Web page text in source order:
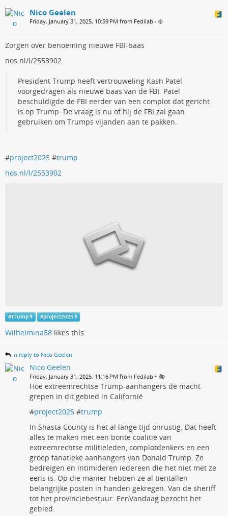
Nico Geelen
Friday, January 31, 2025, 10:59 PM from Fedilab •
Zorgen over benoeming nieuwe FBI-baas
nos.nl/l/2553902
President Trump heeft vertrouweling Kash Patel
voorgedragen als nieuwe baas van de FBI. Patel
beschuldigde de FBI eerder van een complot dat gericht
is op Trump. De vraag is nu of hij de FBI zal gaan
gebruiken om Trumps vijanden aan te pakken.
#project2025 #trump
nos.nl/l/2553902
#Trump #project2025
Wilhelmina58 likes this.
in reply to Nico Geelen
Nico Geelen
Friday, January 31, 2025, 11:16 PM from Fedilab •
Hoe extreemrechtse Trump-aanhangers de macht
grepen in dit gebied in Californië
#project2025 #trump
In Shasta County is het al lange tijd onrustig. Dat heeft
alles te maken met een bonte coalitie van
extreemrechtse militieleden, complotdenkers en een
groep fanatieke aanhangers van Donald Trump. Ze
bedreigen en intimideren iedereen die het niet met ze
eens is. Op die manier hebben ze al tientallen
belangrijke posten in handen gekregen. Van de sheriff
tot het provinciebestuur. EenVandaag bezocht het
gebied.